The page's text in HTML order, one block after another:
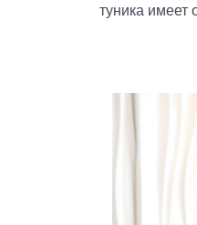
туника